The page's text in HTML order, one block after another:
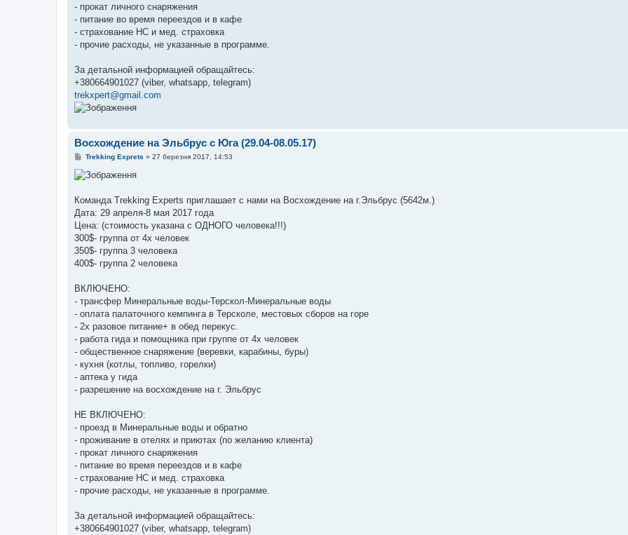
- прокат личного снаряжения
- питание во время переездов и в кафе
- страхование НС и мед. страховка
- прочие расходы, не указанные в программе.
За детальной информацией обращайтесь:
+380664901027 (viber, whatsapp, telegram)
trekxpert@gmail.com
Восхождение на Эльбрус с Юга (29.04-08.05.17)
П
в
і
о
л
е
н
я
Trekking Exprets » 27 березня 2017, 14:53
Команда Тrekking Experts приглашает с нами на Восхождение на г.Эльбрус (5642м.)
Дата: 29 апреля-8 мая 2017 года
Цена: (стоимость указана с ОДНОГО человека!!!)
300$- группа от 4х человек
350$- группа 3 человека
400$- группа 2 человека
ВКЛЮЧЕНО:
- трансфер Минеральные воды-Терскол-Минеральные воды
- оплата палаточного кемпинга в Терсколе, местовых сборов на горе
- 2х разовое питание+ в обед перекус.
- работа гида и помощника при группе от 4х человек
- общественное снаряжение (веревки, карабины, буры)
- кухня (котлы, топливо, горелки)
- аптека у гида
- разрешение на восхождение на г. Эльбрус
НЕ ВКЛЮЧЕНО:
- проезд в Минеральные воды и обратно
- проживание в отелях и приютах (по желанию клиента)
- прокат личного снаряжения
- питание во время переездов и в кафе
- страхование НС и мед. страховка
- прочие расходы, не указанные в программе.
За детальной информацией обращайтесь:
+380664901027 (viber, whatsapp, telegram)